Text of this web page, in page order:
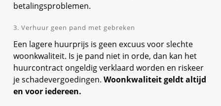
betalingsproblemen.
3. Verhuur geen pand met gebreken
Een lagere huurprijs is geen excuus voor slechte
woonkwaliteit. Is je pand niet in orde, dan kan het
huurcontract ongeldig verklaard worden en riskeer
je schadevergoedingen. Woonkwaliteit geldt altijd
en voor iedereen.